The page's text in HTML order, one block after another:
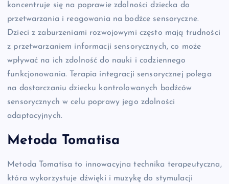
koncentruje się na poprawie zdolności dziecka do
przetwarzania i reagowania na bodźce sensoryczne.
Dzieci z zaburzeniami rozwojowymi często mają trudności
z przetwarzaniem informacji sensorycznych, co może
wpływać na ich zdolność do nauki i codziennego
funkcjonowania. Terapia integracji sensorycznej polega
na dostarczaniu dziecku kontrolowanych bodźców
sensorycznych w celu poprawy jego zdolności
adaptacyjnych.
Metoda Tomatisa
Metoda Tomatisa to innowacyjna technika terapeutyczna,
która wykorzystuje dźwięki i muzykę do stymulacji